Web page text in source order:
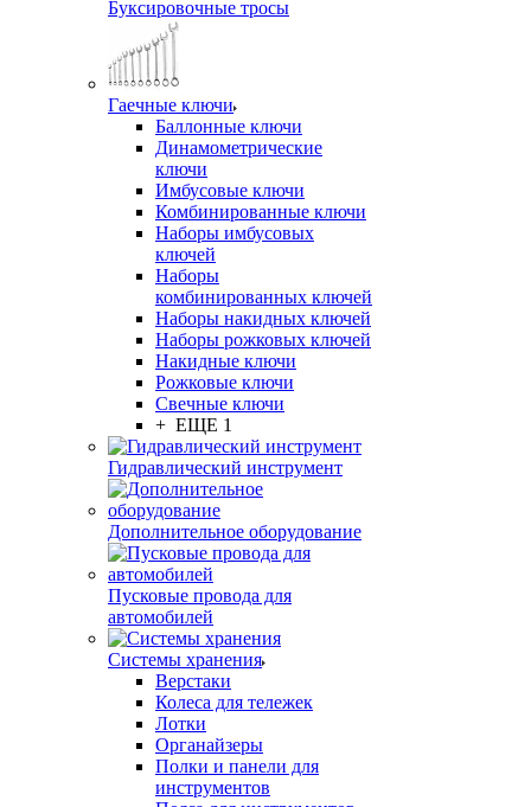
Буксировочные тросы
Гаечные ключи
Баллонные ключи
Динамометрические
ключи
Имбусовые ключи
Комбинированные ключи
Наборы имбусовых
ключей
Наборы
комбинированных ключей
Наборы накидных ключей
Наборы рожковых ключей
Накидные ключи
Рожковые ключи
Свечные ключи
+ ЕЩЕ 1
Гидравлический инструмент
Дополнительное оборудование
Пусковые провода для
автомобилей
Системы хранения
Верстаки
Колеса для тележек
Лотки
Органайзеры
Полки и панели для
инструментов